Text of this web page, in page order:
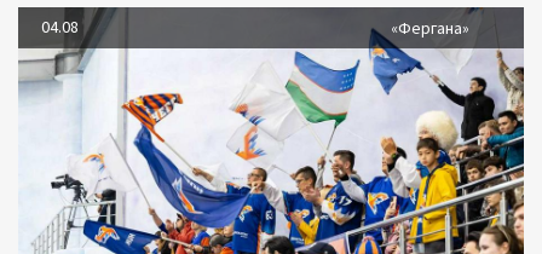
04.08 «Фергана»